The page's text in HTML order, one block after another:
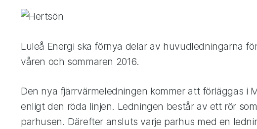
Luleå Energi ska förnya delar av huvudledningarna
våren och sommaren 2016.
Den nya fjärrvärmeledningen kommer att förläggas i
enligt den röda linjen. Ledningen består av ett rör
parhusen. Därefter ansluts varje parhus med en